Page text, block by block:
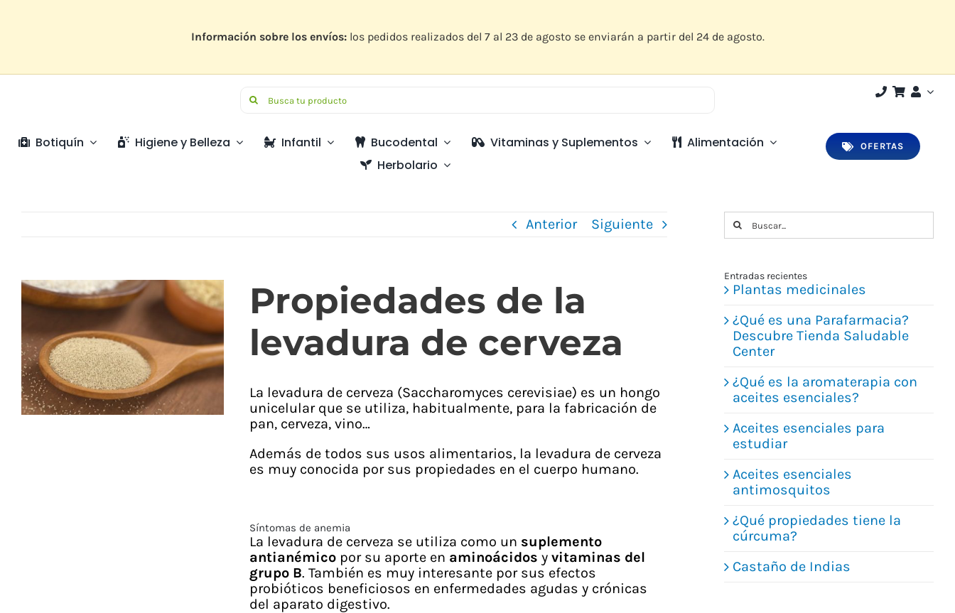
Información sobre los envíos:los pedidos realizados del 7 al 23 de agosto se enviarán a partir del 24 de agosto.
Buscar:
Botiquín Higiene y Belleza Infantil Bucodental Vitaminas y Suplementos
Alimentación
Herbolario
OFERTAS
Anterior Siguiente
Propiedades de la
levadura de cerveza
La levadura de cerveza (Saccharomyces cerevisiae) es un hongo
unicelular que se utiliza, habitualmente, para la fabricación de
pan, cerveza, vino…
Además de todos sus usos alimentarios, la levadura de cerveza
es muy conocida por sus propiedades en el cuerpo humano.
Síntomas de anemia
La levadura de cerveza se utiliza como un suplemento
antianémico por su aporte en aminoácidos yvitaminas del
grupo B. También es muy interesante por sus efectos
probióticos beneficiosos en enfermedades agudas y crónicas
del aparato digestivo.
Buscar:
Entradas recientes
Plantas medicinales
¿Qué es una Parafarmacia?
Descubre Tienda Saludable
Center
¿Qué es la aromaterapia con
aceites esenciales?
Aceites esenciales para
estudiar
Aceites esenciales
antimosquitos
¿Qué propiedades tiene la
cúrcuma?
Castaño de Indias